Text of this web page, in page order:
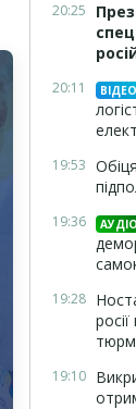
20:25
20:11 ВІДЕО
19:53
19:36 АУДІО
19:28
19:10